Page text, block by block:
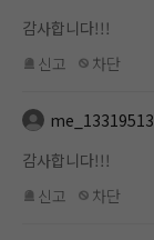
감사합니다!!!
신고
차단
감사합니다!!!
신고
차단